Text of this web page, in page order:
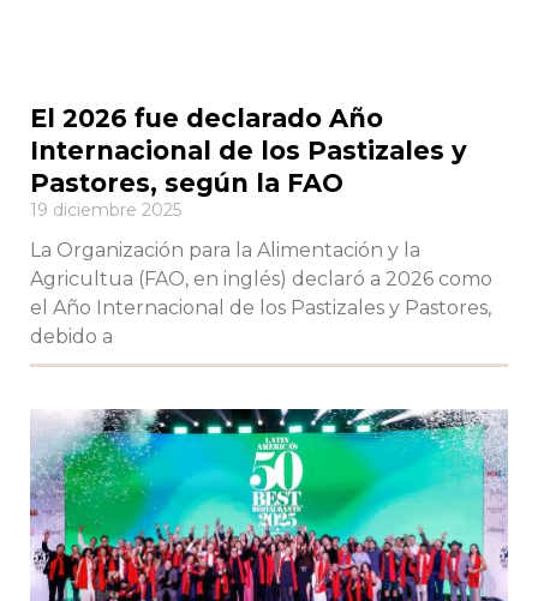
El 2026 fue declarado Año
Internacional de los Pastizales y
Pastores, según la FAO
19 diciembre 2025
La Organización para la Alimentación y la
Agricultua (FAO, en inglés) declaró a 2026 como
el Año Internacional de los Pastizales y Pastores,
debido a